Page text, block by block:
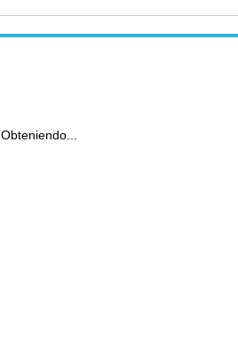
Obteniendo...